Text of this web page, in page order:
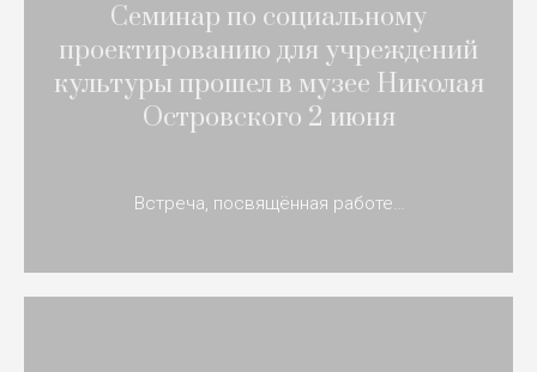
Семинар по социальному
проектированию для учреждений
культуры прошел в музее Николая
Островского 2 июня
Встреча, посвящённая работе…